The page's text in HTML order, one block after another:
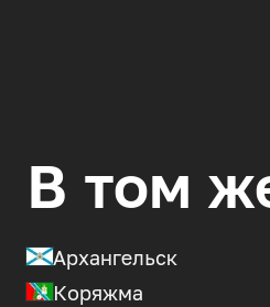
В том
Архангельск
Коряжма